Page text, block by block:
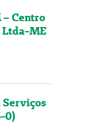
– Centro
Ltda-ME
Serviços
0)